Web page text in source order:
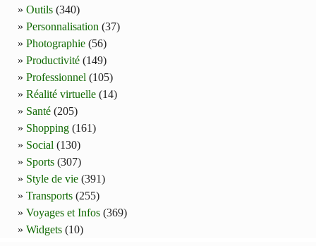
Outils (340)
Personnalisation (37)
Photographie (56)
Productivité (149)
Professionnel (105)
Réalité virtuelle (14)
Santé (205)
Shopping (161)
Social (130)
Sports (307)
Style de vie (391)
Transports (255)
Voyages et Infos (369)
Widgets (10)